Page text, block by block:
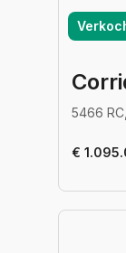
5466
€